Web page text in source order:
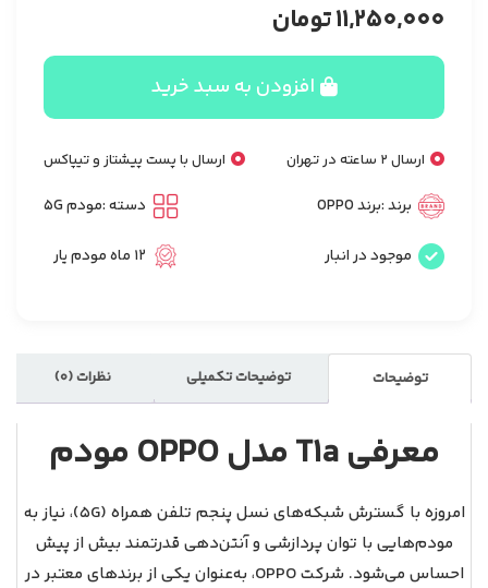
11,250,000تومان
افزودن به سبد خرید
ارسال 2 ساعته در تهران ارسال با پست پیشتاز و تیپاکس
برند :برند OPPO
موجود در انبار
دسته :مودم 5G
12 ماه مودم یار
توضیحات توضیحات تکمیلی نظرات (0)
معرفیمودم OPPO مدل T1a
امروزه با گسترش شبکه‌های نسل پنجم تلفن همراه (5G)، نیاز به
مودم‌هایی با توان پردازشی و آنتن‌دهی قدرتمند بیش از پیش
احساس می‌شود. شرکت OPPO، به‌عنوان یکی از برندهای معتبر در